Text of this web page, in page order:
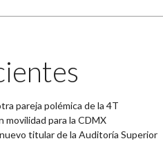
pareja polémica de la 4T
movilidad para la CDMX
titular de la Auditoría Superior